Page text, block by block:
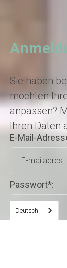
Sie haben
möchten
anpassen?
Ihren Daten
E-Mail-
Passwort*:
Deutsch